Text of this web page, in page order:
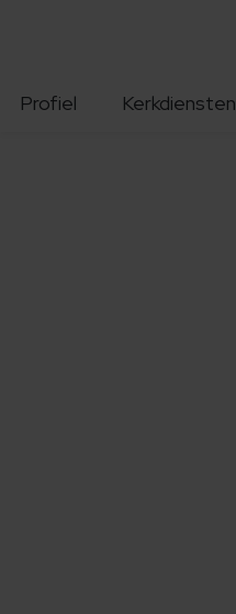
Profiel Kerkdiensten